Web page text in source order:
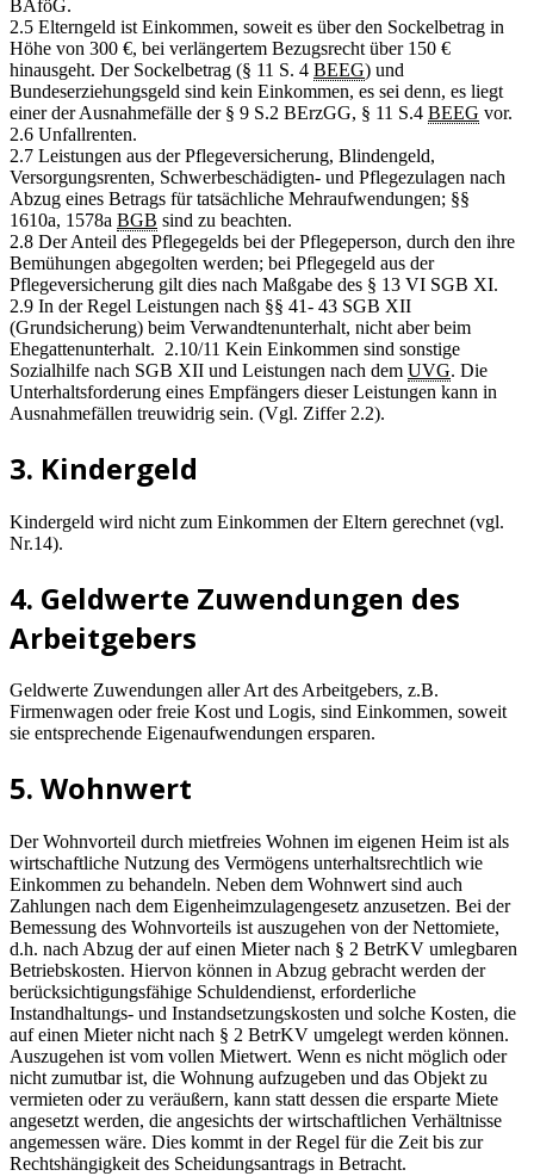
BAföG.
2.5 Elterngeld ist Einkommen, soweit es über den Sockelbetrag in
Höhe von 300 €, bei verlängertem Bezugsrecht über 150 €
hinausgeht. Der Sockelbetrag (§ 11 S. 4 BEEG) und
Bundeserziehungsgeld sind kein Einkommen, es sei denn, es liegt
einer der Ausnahmefälle der § 9 S.2 BErzGG, § 11 S.4 BEEG vor.
2.6 Unfallrenten.
2.7 Leistungen aus der Pflegeversicherung, Blindengeld,
Versorgungsrenten, Schwerbeschädigten- und Pflegezulagen nach
Abzug eines Betrags für tatsächliche Mehraufwendungen; §§
1610a, 1578a BGB sind zu beachten.
2.8 Der Anteil des Pflegegelds bei der Pflegeperson, durch den ihre
Bemühungen abgegolten werden; bei Pflegegeld aus der
Pflegeversicherung gilt dies nach Maßgabe des § 13 VI SGB XI.
2.9 In der Regel Leistungen nach §§ 41- 43 SGB XII
(Grundsicherung) beim Verwandtenunterhalt, nicht aber beim
Ehegattenunterhalt. 2.10/11 Kein Einkommen sind sonstige
Sozialhilfe nach SGB XII und Leistungen nach dem UVG. Die
Unterhaltsforderung eines Empfängers dieser Leistungen kann in
Ausnahmefällen treuwidrig sein. (Vgl. Ziffer 2.2).
3. Kindergeld
Kindergeld wird nicht zum Einkommen der Eltern gerechnet (vgl.
Nr.14).
4. Geldwerte Zuwendungen des
Arbeitgebers
Geldwerte Zuwendungen aller Art des Arbeitgebers, z.B.
Firmenwagen oder freie Kost und Logis, sind Einkommen, soweit
sie entsprechende Eigenaufwendungen ersparen.
5. Wohnwert
Der Wohnvorteil durch mietfreies Wohnen im eigenen Heim ist als
wirtschaftliche Nutzung des Vermögens unterhaltsrechtlich wie
Einkommen zu behandeln. Neben dem Wohnwert sind auch
Zahlungen nach dem Eigenheimzulagengesetz anzusetzen. Bei der
Bemessung des Wohnvorteils ist auszugehen von der Nettomiete,
d.h. nach Abzug der auf einen Mieter nach § 2 BetrKV umlegbaren
Betriebskosten. Hiervon können in Abzug gebracht werden der
berücksichtigungsfähige Schuldendienst, erforderliche
Instandhaltungs- und Instandsetzungskosten und solche Kosten, die
auf einen Mieter nicht nach § 2 BetrKV umgelegt werden können.
Auszugehen ist vom vollen Mietwert. Wenn es nicht möglich oder
nicht zumutbar ist, die Wohnung aufzugeben und das Objekt zu
vermieten oder zu veräußern, kann statt dessen die ersparte Miete
angesetzt werden, die angesichts der wirtschaftlichen Verhältnisse
angemessen wäre. Dies kommt in der Regel für die Zeit bis zur
Rechtshängigkeit des Scheidungsantrags in Betracht.